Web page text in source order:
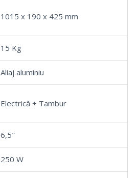
1015 x 190 x 425 mm
15 Kg
Aliaj aluminiu
Electrică + Tambur
6,5″
250 W